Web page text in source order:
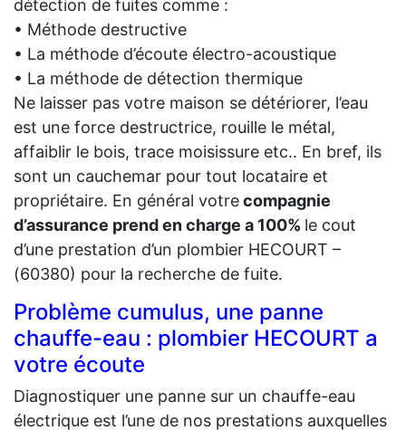
détection de fuites comme :
• Méthode destructive
• La méthode d’écoute électro-acoustique
• La méthode de détection thermique
Ne laisser pas votre maison se détériorer, l’eau
est une force destructrice, rouille le métal,
affaiblir le bois, trace moisissure etc.. En bref, ils
sont un cauchemar pour tout locataire et
propriétaire. En général votrecompagnie
d’assurance prend en charge a 100% le cout
d’une prestation d’un plombier HECOURT –
(60380) pour la recherche de fuite.
Problème cumulus, une panne
chauffe-eau : plombier HECOURT a
votre écoute
Diagnostiquer une panne sur un chauffe-eau
électrique est l’une de nos prestations auxquelles